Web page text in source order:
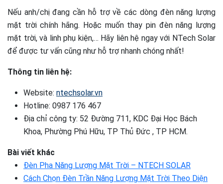
Nếu anh/chị đang cần hỗ trợ về các dòng đèn năng lượng
mặt trời chính hãng. Hoặc muốn thay pin đèn năng lượng
mặt trời, và linh phụ kiện,… Hãy liên hệ ngay với NTech Solar
để được tư vấn cũng như hỗ trợ nhanh chóng nhất!
Thông tin liên hệ:
Website: ntechsolar.vn
Hotline: 0987 176 467
Địa chỉ công ty: 52 Đường 711, KDC Đại Học Bách
Khoa, Phường Phú Hữu, TP Thủ Đức , TP HCM.
Bài viết khác
Đèn Pha Năng Lượng Mặt Trời – NTECH SOLAR
Cách Chọn Đèn Trần Năng Lượng Mặt Trời Theo Diện